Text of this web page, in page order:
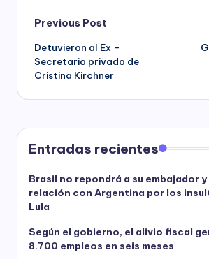
Post
navigation
Previous Post
Detuvieron al Ex –
Secretario privado de
Cristina Kirchner
Entradas recientes
Brasil no repondrá a su embajador
relación con Argentina por los
Lula
Según el gobierno, el alivio fiscal
8.700 empleos en seis meses